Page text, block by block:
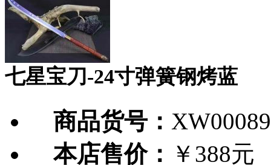
七星宝刀-24寸弹簧钢烤蓝
商品货号：
本店售价： ￥388元